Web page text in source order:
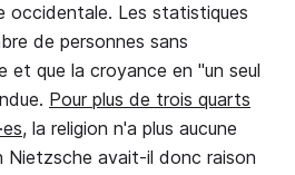
occidentale. Les statistiques
de personnes sans
et que la croyance en "un seul
Pour plus de trois quarts
, la religion n'a plus aucune
Nietzsche avait-il donc raison